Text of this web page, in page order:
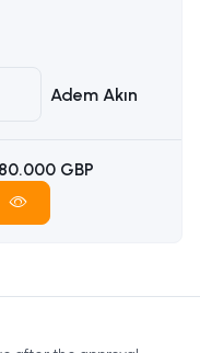
Adem Akın
GBP